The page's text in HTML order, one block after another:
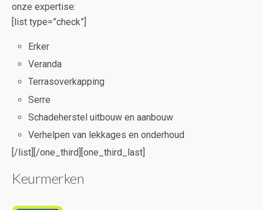
onze expertise:
[list type=”check”]
Erker
Veranda
Terrasoverkapping
Serre
Schadeherstel uitbouw en aanbouw
Verhelpen van lekkages en onderhoud
[/list][/one_third][one_third_last]
Keurmerken